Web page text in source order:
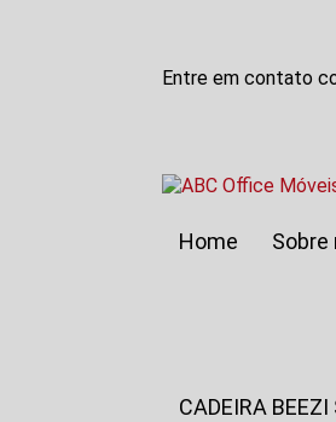
Entre em contato
Home
CADEIRA